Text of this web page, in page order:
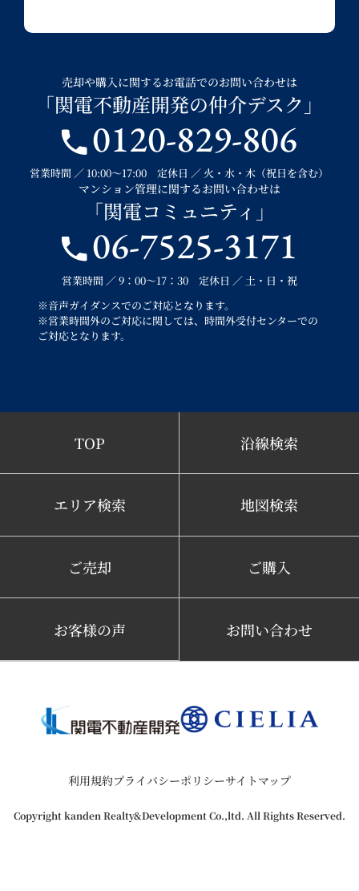
売却や購入に関するお電話でのお問い合わせは
「関電不動産開発の仲介デスク」
0120-829-806
営業時間 ／ 10:00～17:00 定休日 ／ 火・水・木（祝日を含む）
マンション管理に関するお問い合わせは
「関電コミュニティ」
06-7525-3171
営業時間 ／ 9：00～17：30 定休日 ／ 土・日・祝
※音声ガイダンスでのご対応となります。
※営業時間外のご対応に関しては、時間外受付センターでの
ご対応となります。
TOP 沿線検索
エリア検索 地図検索
ご売却 ご購入
お客様の声 お問い合わせ
利用規約プライバシーポリシーサイトマップ
Copyright kanden Realty&Development Co.,ltd. All Rights Reserved.